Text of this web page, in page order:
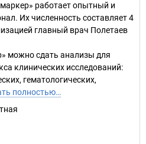
работает опытный и
Их численность составляет 4
главный врач Полетаев
можно сдать анализы для
клинических исследований:
гематологических,
полностью…